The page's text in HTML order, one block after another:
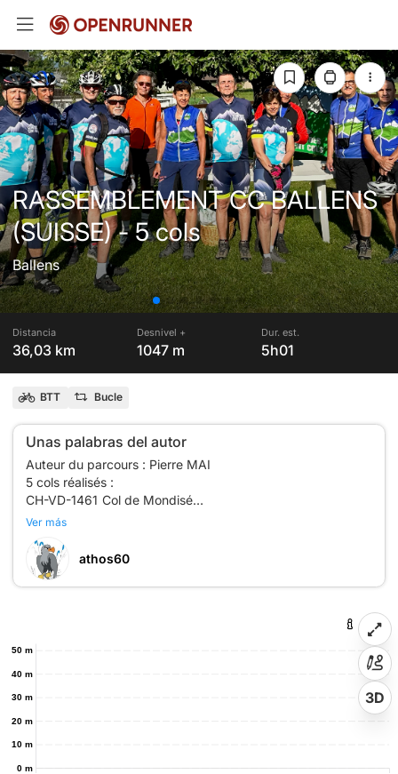
RASSEMBLEMENT CC BALLENS
(SUISSE) - 5 cols
Ballens
Distancia
36,03 km
Desnivel +
1047 m
Dur. est.
5h01
BTT Bucle
Unas palabras del autor
Auteur du parcours : Pierre MAI
5 cols réalisés :
CH-VD-1461 Col de Mondisé
CH-VD-1563 Col du Sorcier
CH-VD-1504 Collet du Cunay
CH-VD-1492 Col des Monts de Bière
Ver más
athos60
0 m
10 m
20 m
30 m
40 m
50 m
3D